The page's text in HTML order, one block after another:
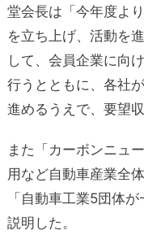
堂会長は「今年度よ
を立ち上げ、活動を
して、会員企業に向
行うとともに、各社
進めるうえで、要望
また「カーボンニュ
用など自動車産業全
「自動車工業5団体
説明した。